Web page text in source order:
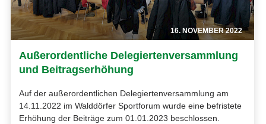
16. NOVEMBER 2022
Außerordentliche Delegiertenversammlung
und Beitragserhöhung
Auf der außerordentlichen Delegiertenversammlung am
14.11.2022 im Walddörfer Sportforum wurde eine befristete
Erhöhung der Beiträge zum 01.01.2023 beschlossen.